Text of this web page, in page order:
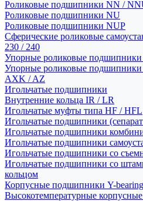
Роликовые подшипники NN /
Роликовые подшипники NU
Роликовые подшипники NUP
Сферические роликовые
230 / 240
Упорные роликовые подшипники
Упорные роликовые подшипники
AXK / AZ
Игольчатые подшипники
Внутренние кольца IR / LR
Игольчатые муфты типа HF / HFL
Игольчатые подшипники
Игольчатые подшипники
Игольчатые подшипники
Игольчатые подшипники со
Игольчатые подшипники со
кольцом
Корпусные подшипники Y-
Высокотемпературные